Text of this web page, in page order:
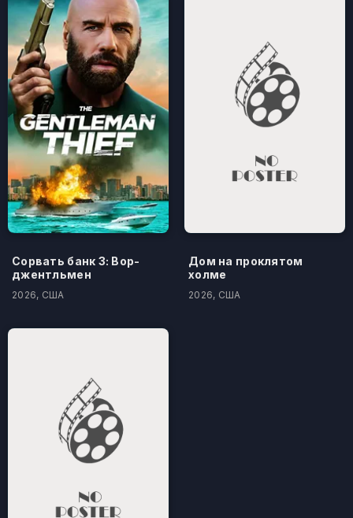
Сорвать банк 3: Вор-
джентльмен
2026, США
Дом на проклятом
холме
2026, США